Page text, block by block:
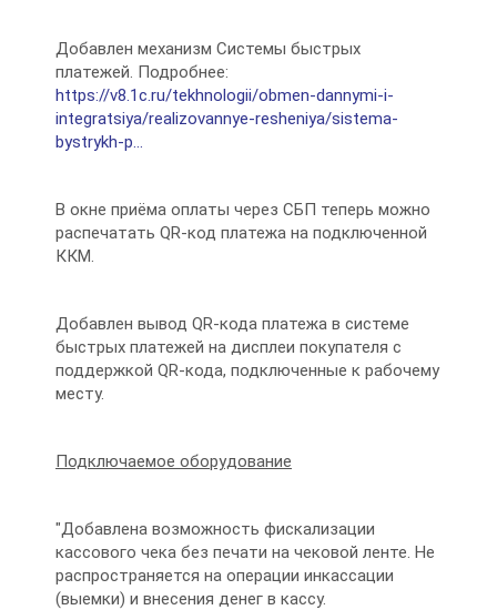
Добавлен механизм Системы быстрых
платежей. Подробнее:
https://v8.1c.ru/tekhnologii/obmen-dannymi-i-
integratsiya/realizovannye-resheniya/sistema-
bystrykh-p...
В окне приёма оплаты через СБП теперь можно
распечатать QR-код платежа на подключенной
ККМ.
Добавлен вывод QR-кода платежа в системе
быстрых платежей на дисплеи покупателя с
поддержкой QR-кода, подключенные к рабочему
месту.
Подключаемое оборудование
"Добавлена возможность фискализации
кассового чека без печати на чековой ленте. Не
распространяется на операции инкассации
(выемки) и внесения денег в кассу.